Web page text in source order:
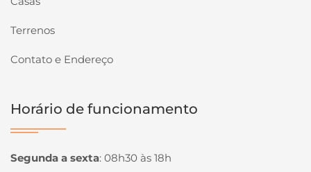
Terrenos
Contato e Endereço
Horário de funcionamento
Segunda a sexta: 08h30 às 18h